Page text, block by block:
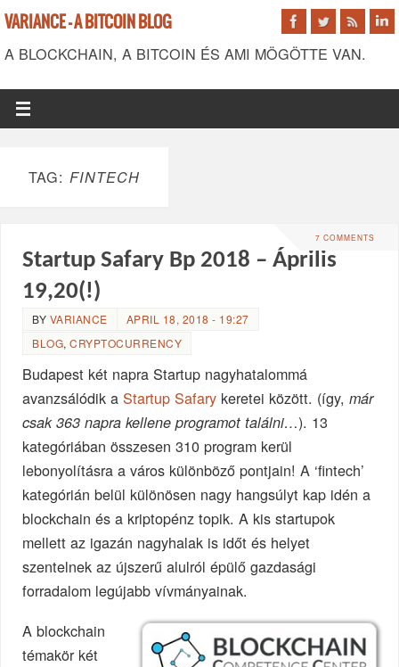
VARIANCE - A BITCOIN BLOG
A BLOCKCHAIN, A BITCOIN ÉS AMI MÖGÖTTE VAN.
TAG: FINTECH
7 COMMENTS
Startup Safary Bp 2018 – Április
19,20(!)
BY VARIANCE
APRIL 18, 2018 - 19:27
BLOG,CRYPTOCURRENCY
Budapest két napra Startup nagyhatalommá
avanzsálódik aStartup Safary keretei között. (így, már
csak 363 napra kellene programot találni…). 13
kategóriában összesen 310 program kerül
lebonyolításra a város különböző pontjain! A ‘fintech’
kategórián belül különösen nagy hangsúlyt kap idén a
blockchain és a kriptopénz topik. A kis startupok
mellett az igazán nagyhalak is időt és helyet
szentelnek az újszerű alulról épülő gazdasági
forradalom legújabb vívmányainak.
A blockchain
témakör két